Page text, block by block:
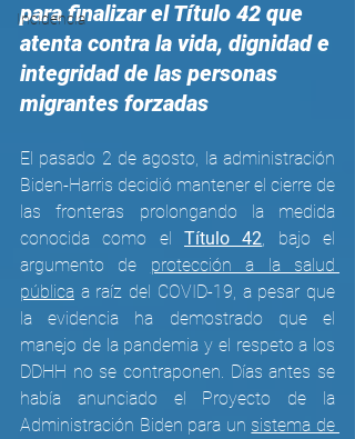
Incidencia
para finalizar el Título 42 que
atenta contra la vida, dignidad e
integridad de las personas
migrantes forzadas
El pasado 2 de agosto, la administración
Biden-Harris decidió mantener el cierre de
las fronteras prolongando la medida
conocida como el Título 42, bajo el
argumento de
protección a la salud
pública a raíz del COVID-19, a pesar que
la evidencia ha demostrado que el
manejo de la pandemia y el respeto a los
DDHH no se contraponen. Días antes se
había anunciado el Proyecto de la
Administración Biden para un sistema de